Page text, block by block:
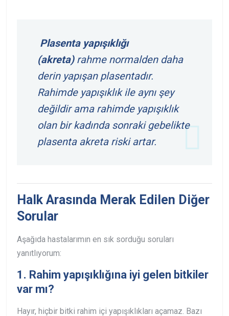
Plasenta yapışıklığı
(akreta)rahme normalden daha
derin yapışan plasentadır.
Rahimde yapışıklık ile aynı şey
değildiramarahimde yapışıklık
olan bir kadında sonraki gebelikte
plasenta akreta riski artar.
Halk Arasında Merak Edilen Diğer
Sorular
Aşağıda hastalarımın en sık sorduğu soruları
yanıtlıyorum:
1. Rahim yapışıklığına iyi gelen bitkiler
var mı?
Hayır, hiçbir bitki rahim içi yapışıklıkları açamaz. Bazı